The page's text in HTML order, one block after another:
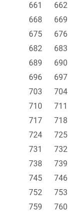
661
662
668
669
675
676
682
683
689
690
696
697
703
704
710
711
717
718
724
725
731
732
738
739
745
746
752
753
759
760